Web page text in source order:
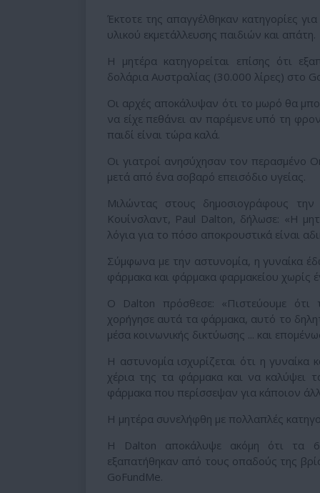
Έκτοτε της απαγγέλθηκαν κατηγορίες
υλικού εκμετάλλευσης παιδιών και απάτη.
Η μητέρα κατηγορείται επίσης ότι
δολάρια Αυστραλίας (30.000 λίρες) στο
Οι αρχές αποκάλυψαν ότι το μωρό θα
να είχε πεθάνει αν παρέμενε υπό τη
παιδί είναι τώρα καλά.
Οι γιατροί ανησύχησαν τον περασμένο
μετά από ένα σοβαρό επεισόδιο υγείας.
Μιλώντας στους δημοσιογράφους
Κουίνσλαντ, Paul Dalton, δήλωσε: «Η
λόγια για το πόσο αποκρουστικά είναι
Σύμφωνα με την αστυνομία, η γυναίκα
φάρμακα και φάρμακα φαρμακείου χωρίς
Ο Dalton πρόσθεσε: «Πιστεύουμε ότι
χορήγησε αυτά τα φάρμακα, αυτό το
μέσα κοινωνικής δικτύωσης ... και
Η αστυνομία ισχυρίζεται ότι η
χέρια της τα φάρμακα και να καλύψει
φάρμακα που περίσσεψαν για κάποιον
Η μητέρα συνελήφθη με πολλαπλές
Η Dalton αποκάλυψε ακόμη ότι τα
εξαπατήθηκαν από τους οπαδούς της
GoFundMe.